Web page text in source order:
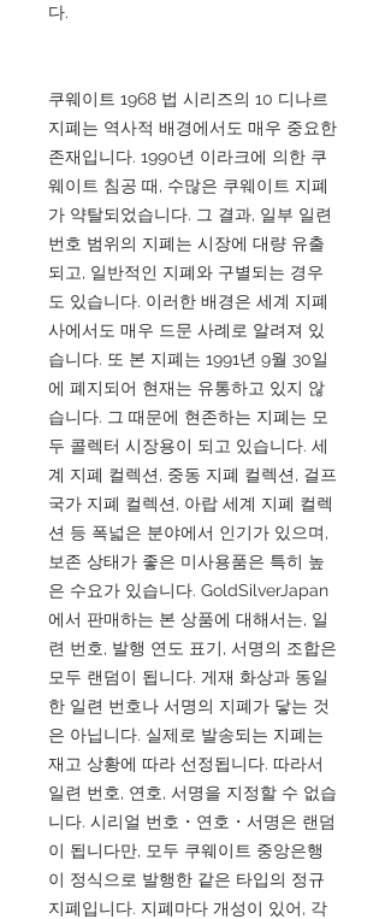
다.
쿠웨이트 1968 법 시리즈의 10 디나르
지폐는 역사적 배경에서도 매우 중요한
존재입니다. 1990년 이라크에 의한 쿠
웨이트 침공 때, 수많은 쿠웨이트 지폐
가 약탈되었습니다. 그 결과, 일부 일련
번호 범위의 지폐는 시장에 대량 유출
되고, 일반적인 지폐와 구별되는 경우
도 있습니다. 이러한 배경은 세계 지폐
사에서도 매우 드문 사례로 알려져 있
습니다. 또 본 지폐는 1991년 9월 30일
에 폐지되어 현재는 유통하고 있지 않
습니다. 그 때문에 현존하는 지폐는 모
두 콜렉터 시장용이 되고 있습니다. 세
계 지폐 컬렉션, 중동 지폐 컬렉션, 걸프
국가 지폐 컬렉션, 아랍 세계 지폐 컬렉
션 등 폭넓은 분야에서 인기가 있으며,
보존 상태가 좋은 미사용품은 특히 높
은 수요가 있습니다. GoldSilverJapan
에서 판매하는 본 상품에 대해서는, 일
련 번호, 발행 연도 표기, 서명의 조합은
모두 랜덤이 됩니다. 게재 화상과 동일
한 일련 번호나 서명의 지폐가 닿는 것
은 아닙니다. 실제로 발송되는 지폐는
재고 상황에 따라 선정됩니다. 따라서
일련 번호, 연호, 서명을 지정할 수 없습
니다. 시리얼 번호・연호・서명은 랜덤
이 됩니다만, 모두 쿠웨이트 중앙은행
이 정식으로 발행한 같은 타입의 정규
지폐입니다. 지폐마다 개성이 있어, 각